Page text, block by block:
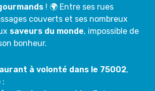
! 🌍 Entre ses rues
couverts et ses nombreux
saveurs du monde, impossible de
bonheur.
à volonté dans le 75002,
: